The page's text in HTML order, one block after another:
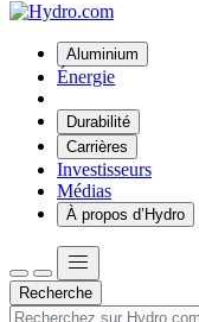
Aluminium
Énergie
Durabilité
Carrières
Investisseurs
Médias
À propos d’Hydro
Recherche